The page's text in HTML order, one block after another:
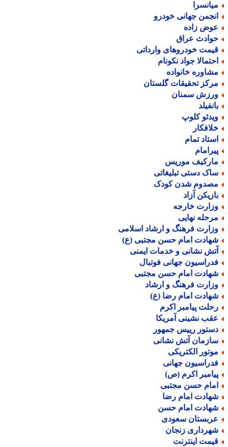
جهانی خودرو
زاده
عراق
خودروهای وارداتی
جواد نکونام
خانواده
تحقیقات گلستان
سمنان
کلوپ
تمام
موریس
دستی تبلیغاتی
شدن کودک
آزاد
خارجه
نهایی
فرهنگ و ارشاد اسلامی
امام حسن مجتبی (ع)
نشانی و خدمات ایمنی
جهانی فوتبال
امام حسن مجتبی
فرهنگ و ارشاد
امام رضا (ع)
پیامبر اکرم
نشینی آمریکا
رییس جمهور
آتش نشانی
الکتریکی
جهانی
اکرم (ص)
حسن مجتبی
امام رضا
امام حسن
سعودی
زنجان
اینترنت